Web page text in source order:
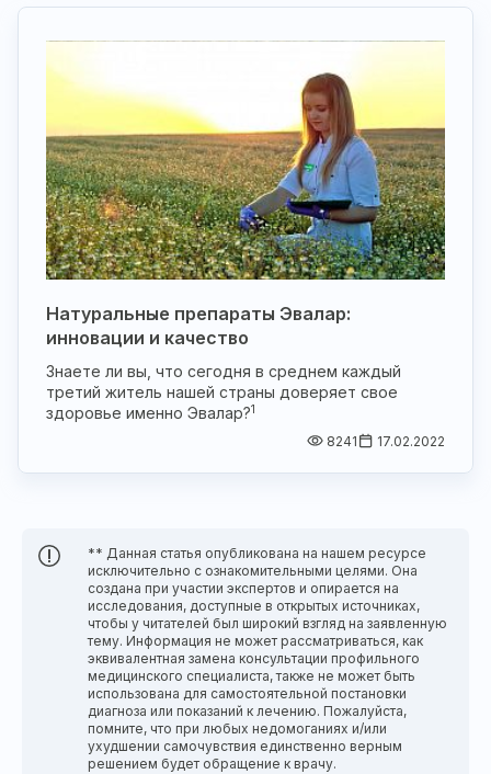
Натуральные препараты Эвалар:
инновации и качество
Знаете ли вы, что сегодня в среднем каждый
третий житель нашей страны доверяет свое
здоровье именно Эвалар?1
8241 17.02.2022
** Данная статья опубликована на нашем ресурсе
исключительно с ознакомительными целями. Она
создана при участии экспертов и опирается на
исследования, доступные в открытых источниках,
чтобы у читателей был широкий взгляд на заявленную
тему. Информация не может рассматриваться, как
эквивалентная замена консультации профильного
медицинского специалиста, также не может быть
использована для самостоятельной постановки
диагноза или показаний к лечению. Пожалуйста,
помните, что при любых недомоганиях и/или
ухудшении самочувствия единственно верным
решением будет обращение к врачу.